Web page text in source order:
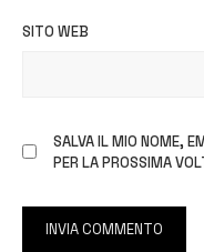
SITO WEB
SALVA IL MIO NOME,
PER LA PROSSIMA